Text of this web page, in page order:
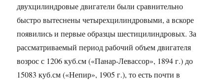
двухцилиндровые двигатели были сравнительно
быстро вытеснены четырехцилиндровыми, а вскоре
появились и первые образцы шестицилиндровых. За
рассматриваемый период рабочий объем двигателя
возрос с 1206 куб.см («Панар-Левассор», 1894 г.) до
15083 куб.см («Непир», 1905 г.), то есть почти в